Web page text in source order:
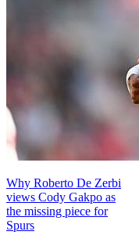
Why Roberto De Zerbi
views Cody Gakpo as
the missing piece for
Spurs